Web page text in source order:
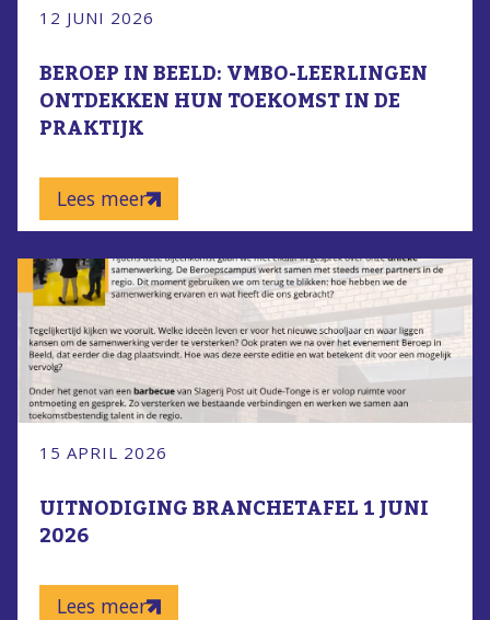
12 JUNI 2026
BEROEP IN BEELD: VMBO-LEERLINGEN
ONTDEKKEN HUN TOEKOMST IN DE
PRAKTIJK
Lees meer
15 APRIL 2026
UITNODIGING BRANCHETAFEL 1 JUNI
2026
Lees meer